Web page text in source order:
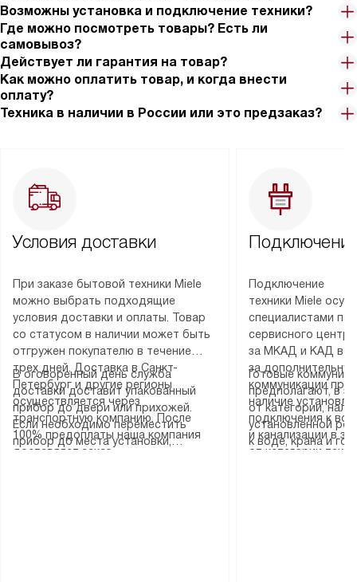
Возможны установка и подключение техники?
Где можно посмотреть товары? Есть ли
самовывоз?
Действует ли гарантия на товар?
Как можно оплатить товар, и когда внести
оплату?
Техника в наличии в России или это предзаказ?
Условия доставки
При заказе бытовой техники Miele
можно выбрать подходящие
условия доставки и оплаты. Товар
со статусом в наличии может быть
отгружен покупателю в течение
трех дней. Доставка в Санкт-
Петербург и другие регионы
осуществляется через
транспортную компанию. После
100% предоплаты наша компания
доставляет заказ
В оговоренный день служба
доставки доставит упакованный
прибор до двери или прихожей.
Если необходимо переместить
прибор до места установки,
Подключение
техники Miele
специалистами
сервисного
за МКАД и КАД
за
коммуникации
наличие
подключения к
и канализации в
от категории
Готовые
предполагают, в
от категории,
установленной
к воде, крана и